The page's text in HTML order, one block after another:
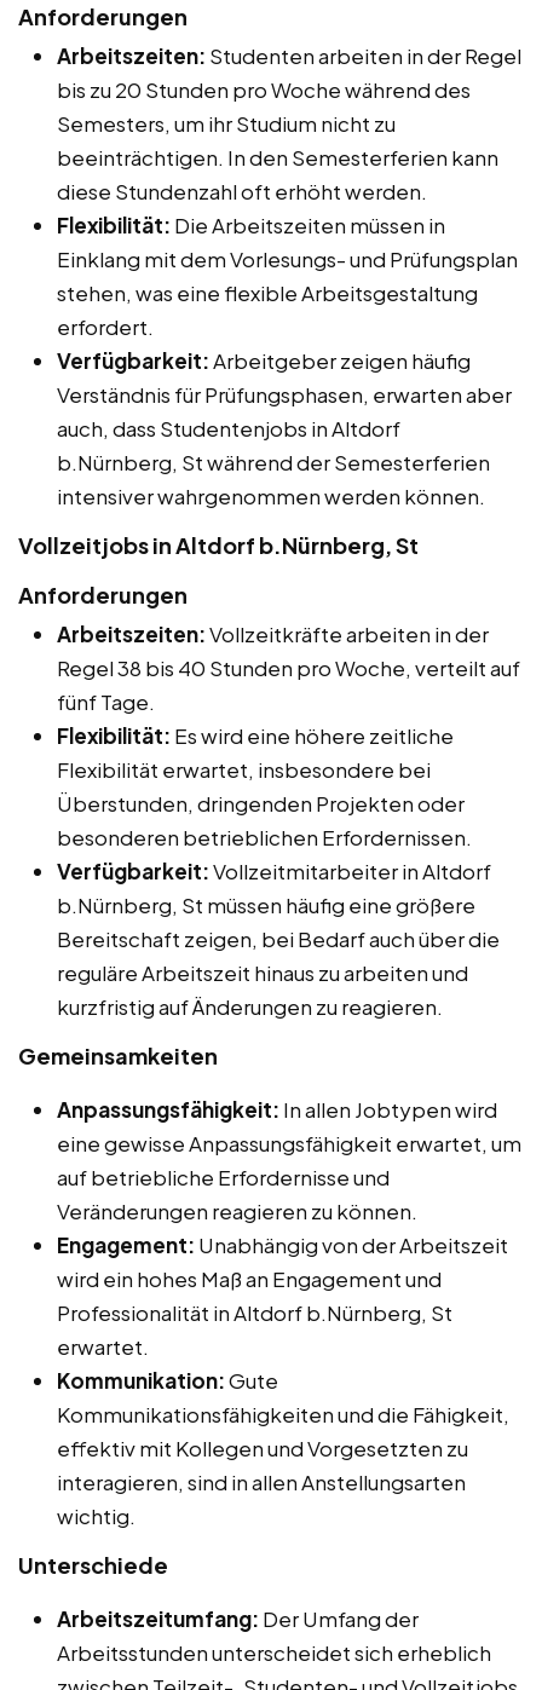
Anforderungen
Arbeitszeiten: Studenten arbeiten in der Regel
bis zu 20 Stunden pro Woche während des
Semesters, um ihr Studium nicht zu
beeinträchtigen. In den Semesterferien kann
diese Stundenzahl oft erhöht werden.
Flexibilität: Die Arbeitszeiten müssen in
Einklang mit dem Vorlesungs- und Prüfungsplan
stehen, was eine flexible Arbeitsgestaltung
erfordert.
Verfügbarkeit:Arbeitgeber zeigen häufig
Verständnis für Prüfungsphasen, erwarten aber
auch, dass Studentenjobs in Altdorf
b.Nürnberg, St während der Semesterferien
intensiver wahrgenommen werden können.
Vollzeitjobs in Altdorf b.Nürnberg, St
Anforderungen
Arbeitszeiten:Vollzeitkräfte arbeiten in der
Regel 38 bis 40 Stunden pro Woche, verteilt auf
fünf Tage.
Flexibilität: Es wird eine höhere zeitliche
Flexibilität erwartet, insbesondere bei
Überstunden, dringenden Projekten oder
besonderen betrieblichen Erfordernissen.
Verfügbarkeit:Vollzeitmitarbeiter in Altdorf
b.Nürnberg, St müssen häufig eine größere
Bereitschaft zeigen, bei Bedarf auch über die
reguläre Arbeitszeit hinaus zu arbeiten und
kurzfristig auf Änderungen zu reagieren.
Gemeinsamkeiten
Anpassungsfähigkeit: In allen Jobtypen wird
eine gewisse Anpassungsfähigkeit erwartet, um
auf betriebliche Erfordernisse und
Veränderungen reagieren zu können.
Engagement: Unabhängig von der Arbeitszeit
wird ein hohes Maß an Engagement und
Professionalität in Altdorf b.Nürnberg, St
erwartet.
Kommunikation:Gute
Kommunikationsfähigkeiten und die Fähigkeit,
effektiv mit Kollegen und Vorgesetzten zu
interagieren, sind in allen Anstellungsarten
wichtig.
Unterschiede
Arbeitszeitumfang: Der Umfang der
Arbeitsstunden unterscheidet sich erheblich